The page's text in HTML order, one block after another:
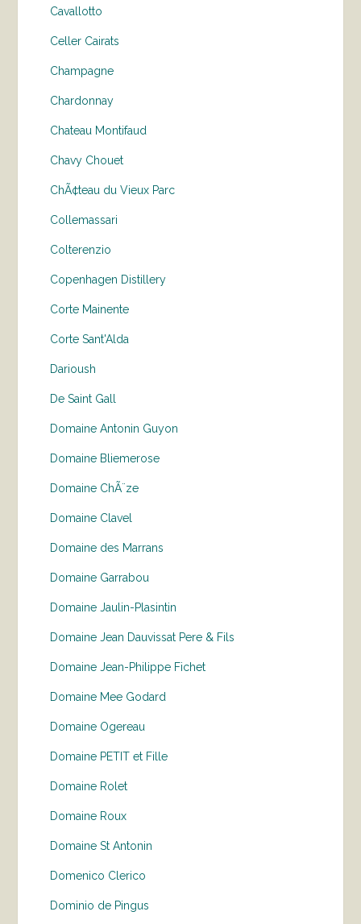
Cavallotto
Celler Cairats
Champagne
Chardonnay
Chateau Montifaud
Chavy Chouet
ChÃ¢teau du Vieux Parc
Collemassari
Colterenzio
Copenhagen Distillery
Corte Mainente
Corte Sant'Alda
Darioush
De Saint Gall
Domaine Antonin Guyon
Domaine Bliemerose
Domaine ChÃ¨ze
Domaine Clavel
Domaine des Marrans
Domaine Garrabou
Domaine Jaulin-Plasintin
Domaine Jean Dauvissat Pere & Fils
Domaine Jean-Philippe Fichet
Domaine Mee Godard
Domaine Ogereau
Domaine PETIT et Fille
Domaine Rolet
Domaine Roux
Domaine St Antonin
Domenico Clerico
Dominio de Pingus